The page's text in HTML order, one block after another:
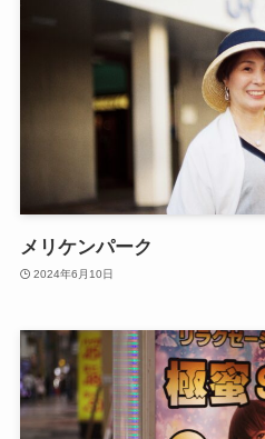
メリケンパーク
2024年6月10日